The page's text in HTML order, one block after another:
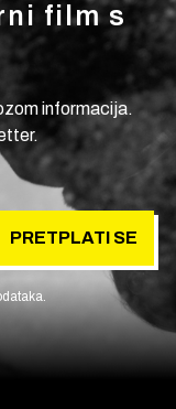
film s
informacija.
PRETPLATI SE